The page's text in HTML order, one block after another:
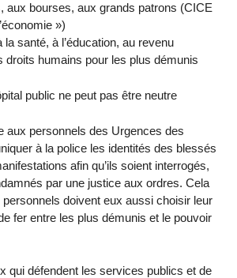
aux bourses, aux grands patrons (CICE
»)
la santé, à l’éducation, au revenu
droits humains pour les plus démunis
public ne peut pas être neutre
aux personnels des Urgences des
à la police les identités des blessés
afin qu’ils soient interrogés,
par une justice aux ordres. Cela
doivent eux aussi choisir leur
fer entre les plus démunis et le pouvoir
qui défendent les services publics et de